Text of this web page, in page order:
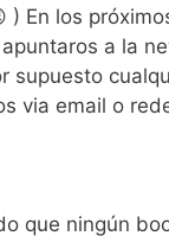
) En los
a la
supuesto
via email o
que ningún